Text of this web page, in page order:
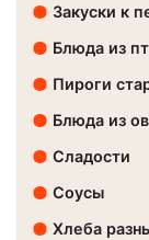
Закуски к
Блюда из
Пироги
Блюда из
Сладости
Соусы
Хлеба